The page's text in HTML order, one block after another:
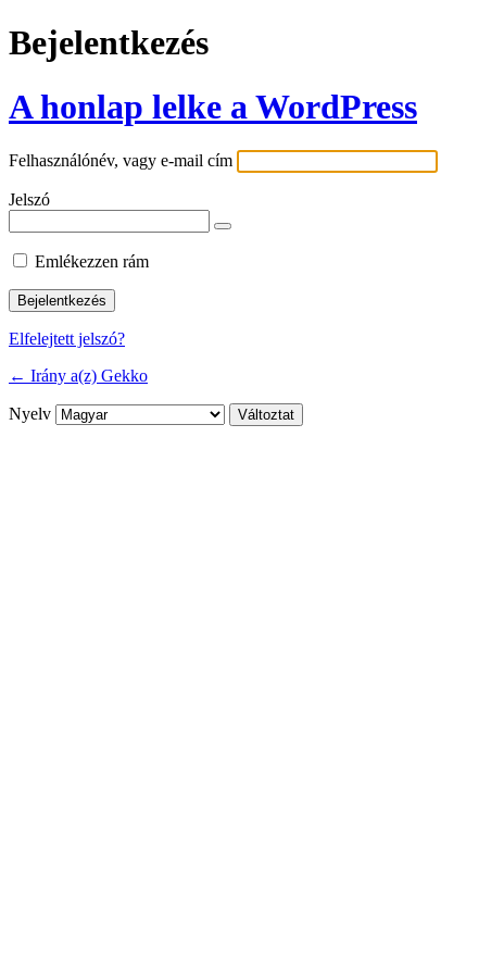
Bejelentkezés
A honlap lelke a WordPress
Felhasználónév, vagy e-mail cím
Jelszó
Emlékezzen rám
Elfelejtett jelszó?
← Irány a(z) Gekko
Nyelv